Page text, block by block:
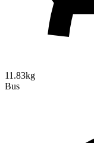
11.83kg
Bus